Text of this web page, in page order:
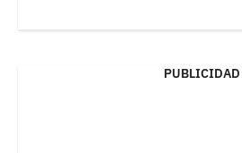
PUBLICIDAD